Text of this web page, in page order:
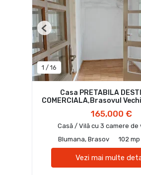
1 / 16
Previous
Casa PRETABILA
COMERCIALA,Brasovul
165,000 €
Casă / Vilă cu 3 camere de
Blumana, Brasov
102 mp
Vezi mai multe